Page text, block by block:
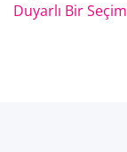
Duyarlı Bir Seçim